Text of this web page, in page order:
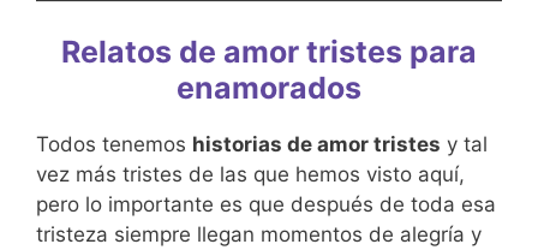
Relatos de amor tristes para
enamorados
Todos tenemos historias de amor tristes y tal
vez más tristes de las que hemos visto aquí,
pero lo importante es que después de toda esa
tristeza siempre llegan momentos de alegría y